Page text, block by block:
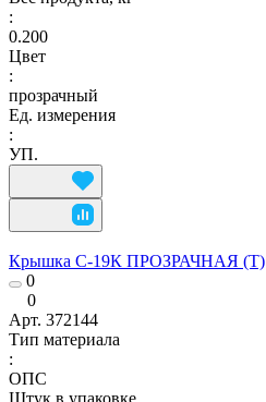
:
0.200
Цвет
:
прозрачный
Ед. измерения
:
УП.
Крышка С-19К ПРОЗРАЧНАЯ (Т)
0
0
Арт. 372144
Тип материала
:
ОПС